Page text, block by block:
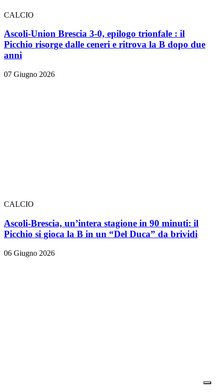
CALCIO
Ascoli-Union Brescia 3-0, epilogo trionfale : il
Picchio risorge dalle ceneri e ritrova la B dopo due
anni
07 Giugno 2026
CALCIO
Ascoli-Brescia, un’intera stagione in 90 minuti: il
Picchio si gioca la B in un “Del Duca” da brividi
06 Giugno 2026